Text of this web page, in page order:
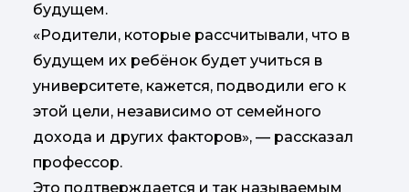
будущем.
«Родители, которые рассчитывали, что в
будущем их ребёнок будет учиться в
университете, кажется, подводили его к
этой цели, независимо от семейного
дохода и других факторов», — рассказал
профессор.
Это подтверждается и так называемым